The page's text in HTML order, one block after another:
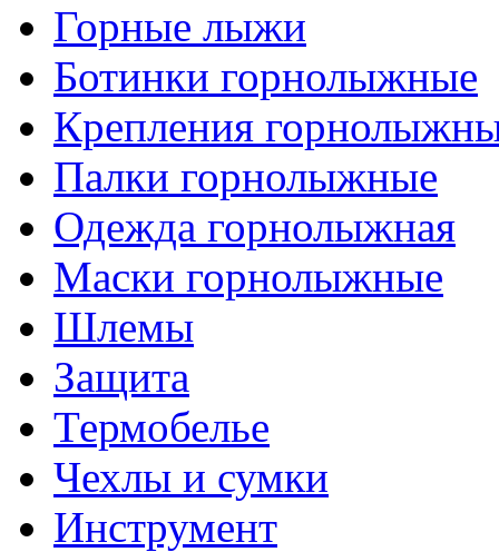
Горные лыжи
Ботинки горнолыжные
Крепления
Палки горнолыжные
Одежда горнолыжная
Маски горнолыжные
Шлемы
Защита
Термобелье
Чехлы и сумки
Инструмент